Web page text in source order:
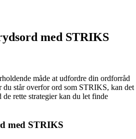
med STRIKS
måde at udfordre din ordforråd
står overfor ord som STRIKS, kan det
rette strategier kan du let finde
med STRIKS